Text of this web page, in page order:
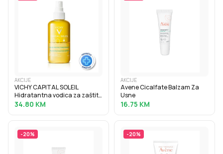
AKCIJE
VICHY CAPITAL SOLEIL
Hidratantna vodica za zaštitu
od sunca SPF30, 200 ml
34.80 KM
AKCIJE
Avene Cicalfate Balzam Za
Usne
16.75 KM
-20% -20%